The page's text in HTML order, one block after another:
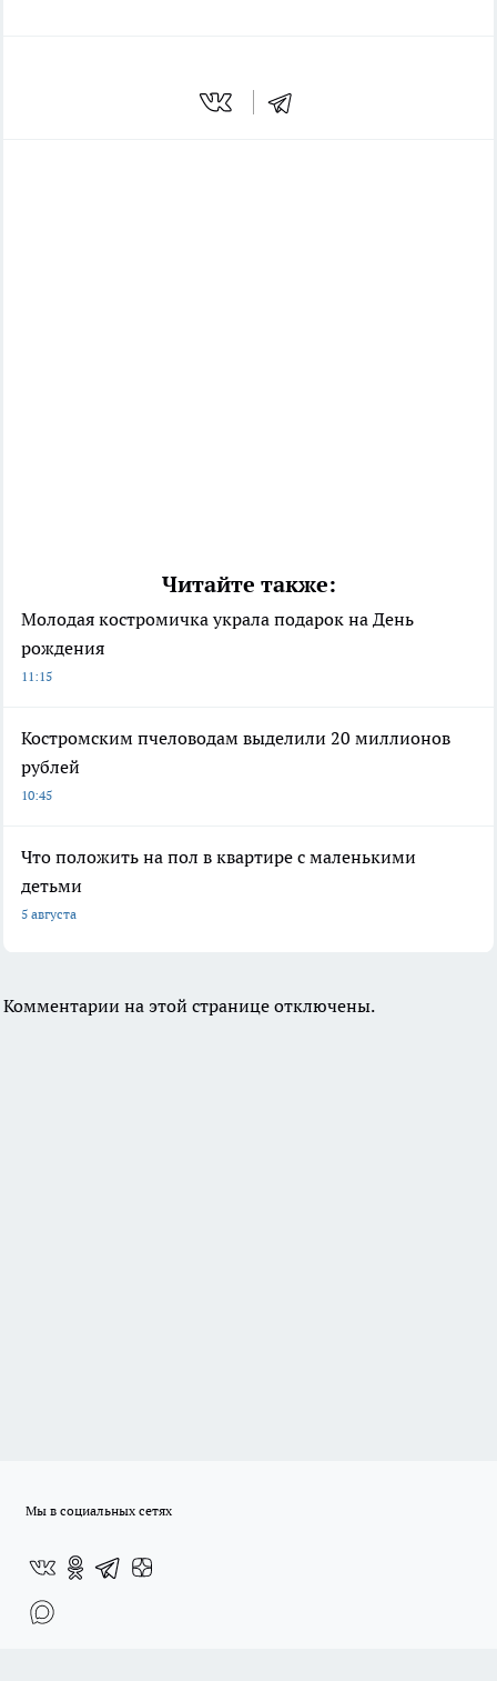
Читайте также:
Молодая костромичка украла подарок на День
рождения
11:15
Костромским пчеловодам выделили 20 миллионов
рублей
10:45
Что положить на пол в квартире с маленькими
детьми
5 августа
Комментарии на этой странице отключены.
Мы в социальных сетях